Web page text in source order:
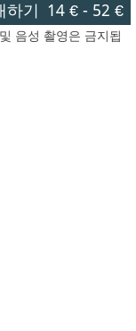
하기 14 €- 52 €
음성 촬영은 금지됩